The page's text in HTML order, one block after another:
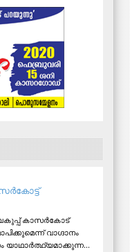
കാസര്‍കോട്
വാഗ്ദാനം